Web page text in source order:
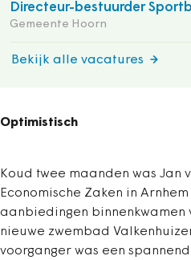
Directeur-bestuurder
Gemeente Hoorn
Bekijk alle vacatures
Optimistisch
Koud twee maanden was Jan
Economische Zaken in
aanbiedingen binnenkwamen
nieuwe zwembad
voorganger was een